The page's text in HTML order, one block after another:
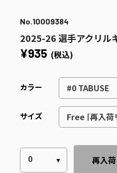
No.10009384
2025-26 選手アクリル
¥935 (税込)
カラー
サイズ
再入